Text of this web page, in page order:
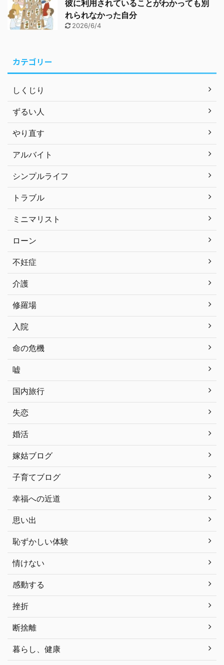
彼に利用されていることがわかっても別
れられなかった自分
2026/6/4
カテゴリー
しくじり
ずるい人
やり直す
アルバイト
シンプルライフ
トラブル
ミニマリスト
ローン
不妊症
介護
修羅場
入院
命の危機
嘘
国内旅行
失恋
婚活
嫁姑ブログ
子育てブログ
幸福への近道
思い出
恥ずかしい体験
情けない
感動する
挫折
断捨離
暮らし、健康